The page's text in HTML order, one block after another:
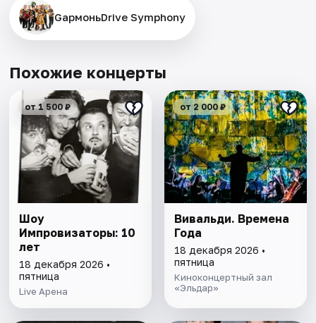
GармоньDrive Symphony
Похожие концерты
от 1 500 ₽
Шоу
Импровизаторы: 10
лет
18 декабря 2026 •
пятница
Live Арена
от 2 000 ₽
Вивальди. Времена
Года
18 декабря 2026 •
пятница
Киноконцертный зал
«Эльдар»